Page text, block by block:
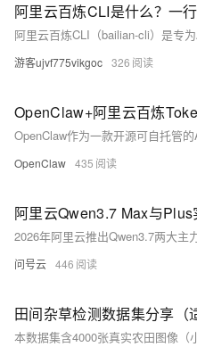
游客ujvf775vikgoc 326
OpenClaw 435
问号云 446